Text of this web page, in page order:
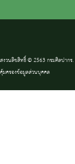
สงวนลิขสิทธิ์ © 2563 กรมศิลปากร
คุ้มครองข้อมูลส่วนบุคคล